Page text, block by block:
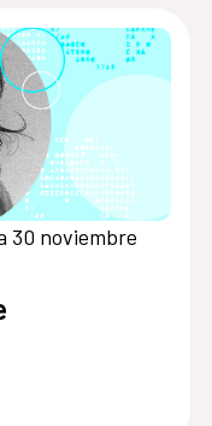
30 noviembre